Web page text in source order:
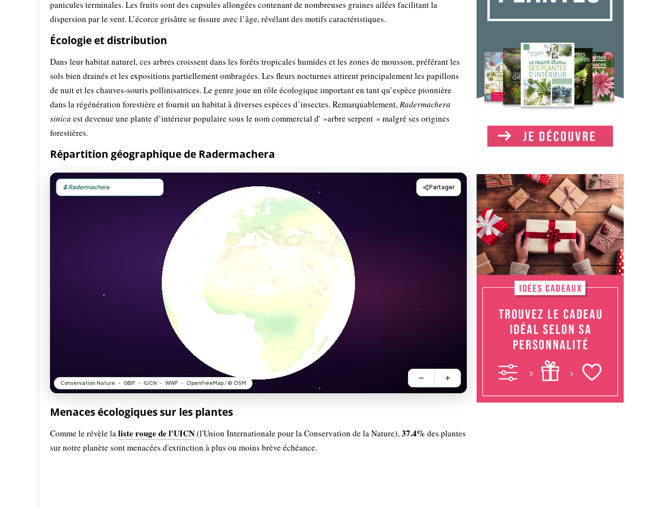
panicules terminales. Les fruits sont des capsules allongées contenant de nombreuses graines ailées facilitant la
dispersion par le vent. L’écorce grisâtre se fissure avec l’âge, révélant des motifs caractéristiques.
Écologie et distribution
Dans leur habitat naturel, ces arbres croissent dans les forêts tropicales humides et les zones de mousson, préférant les
sols bien drainés et les expositions partiellement ombragées. Les fleurs nocturnes attirent principalement les papillons
de nuit et les chauves-souris pollinisatrices. Le genre joue un rôle écologique important en tant qu’espèce pionnière
dans la régénération forestière et fournit un habitat à diverses espèces d’insectes. Remarquablement,Radermachera
sinica est devenue une plante d’intérieur populaire sous le nom commercial d' »arbre serpent » malgré ses origines
forestières.
Répartition géographique de Radermachera
Menaces écologiques sur les plantes
Comme le révèle laliste rouge de l'UICN(l'Union Internationale pour la Conservation de la Nature),37.4% des plantes
sur notre planète sont menacées d'extinction à plus ou moins brève échéance.